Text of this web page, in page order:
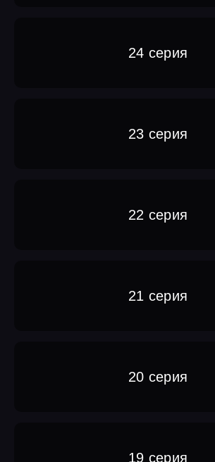
24 серия
23 серия
22 серия
21 серия
20 серия
19 серия